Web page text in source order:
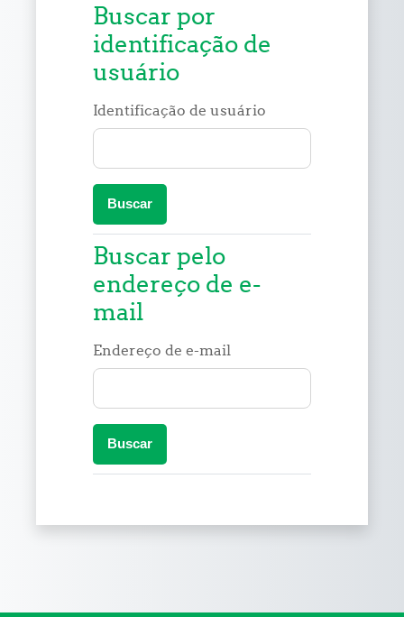
Buscar por identificação de usuário
Buscar por
identificação de
usuário
Identificação de usuário
Buscar pelo endereço de e-mail
Buscar pelo
endereço de e-
mail
Endereço de e-mail